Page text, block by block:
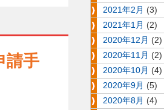
請手
2021年2月 (3)
2021年1月 (2)
2020年12月 (2)
2020年11月 (2)
2020年10月 (4)
2020年9月 (5)
2020年8月 (4)